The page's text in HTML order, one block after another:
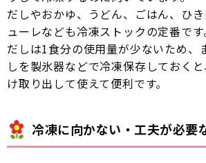
だしやおかゆ、うどん、ごはん、ひ
ューレなども冷凍ストックの定番です
だしは1食分の使用量が少ないため、
しを製氷器などで冷凍保存しておく
け取り出して使えて便利です。
冷凍に向かない・工夫が必要